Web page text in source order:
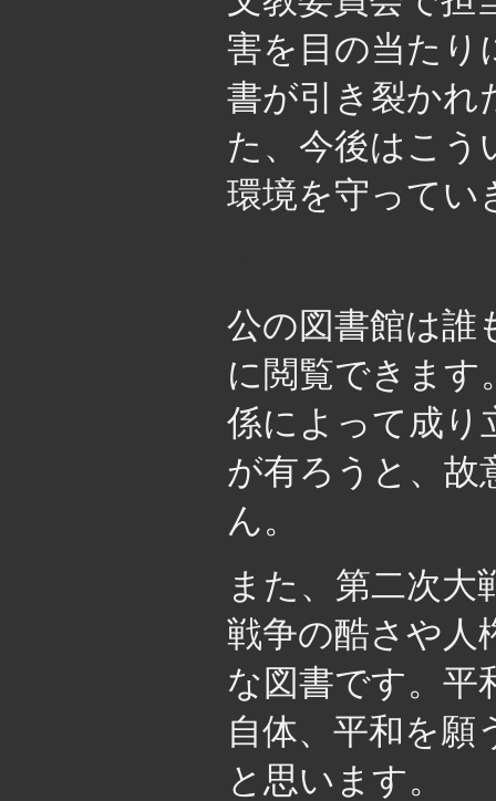
害を目の当たり
書が引き裂かれ
た、今後はこう
環境を守ってい
公の図書館は誰
に閲覧できます
係によって成り
が有ろうと、故
ん。
また、第二次
戦争の酷さや人
な図書です。平
自体、平和を願
と思います。